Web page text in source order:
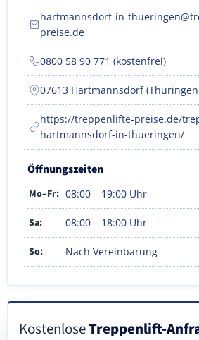
hartmannsdorf-in-
preise.de
0800 58 90 771 (kostenfrei)
07613 Hartmannsdorf
https://treppenlifte-preise.de/
hartmannsdorf-in-thueringen/
Öffnungszeiten
Mo–Fr: 08:00 – 19:00 Uhr
Sa: 08:00 – 18:00 Uhr
So: Nach Vereinbarung
KostenloseTreppenlift-